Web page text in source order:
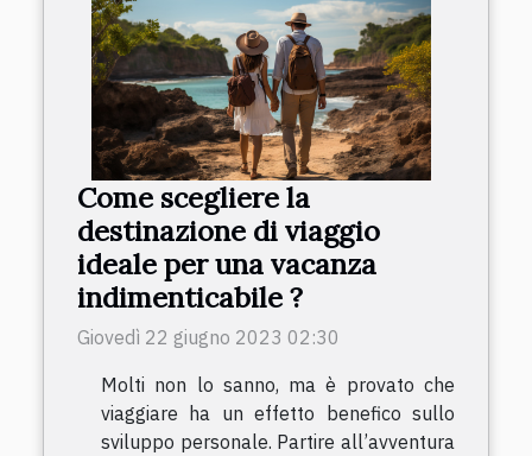
Come scegliere la
destinazione di viaggio
ideale per una vacanza
indimenticabile ?
Giovedì 22 giugno 2023 02:30
Molti non lo sanno, ma è provato che
viaggiare ha un effetto benefico sullo
sviluppo personale. Partire all’avventura